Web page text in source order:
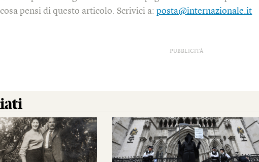
pensi di questo articolo. Scrivici a:posta@internazionale.it
PUBBLICITÀ